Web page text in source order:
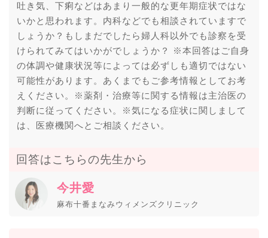
吐き気、下痢などはあまり一般的な更年期症状ではな
いかと思われます。内科などでも相談されていますで
しょうか？もしまだでしたら婦人科以外でも診察を受
けられてみてはいかがでしょうか？ ※本回答はご自身
の体調や健康状況等によっては必ずしも適切ではない
可能性があります。あくまでもご参考情報としてお考
えください。※薬剤・治療等に関する情報は主治医の
判断に従ってください。※気になる症状に関しまして
は、医療機関へとご相談ください。
回答はこちらの先生から
今井愛
麻布十番まなみウィメンズクリニック